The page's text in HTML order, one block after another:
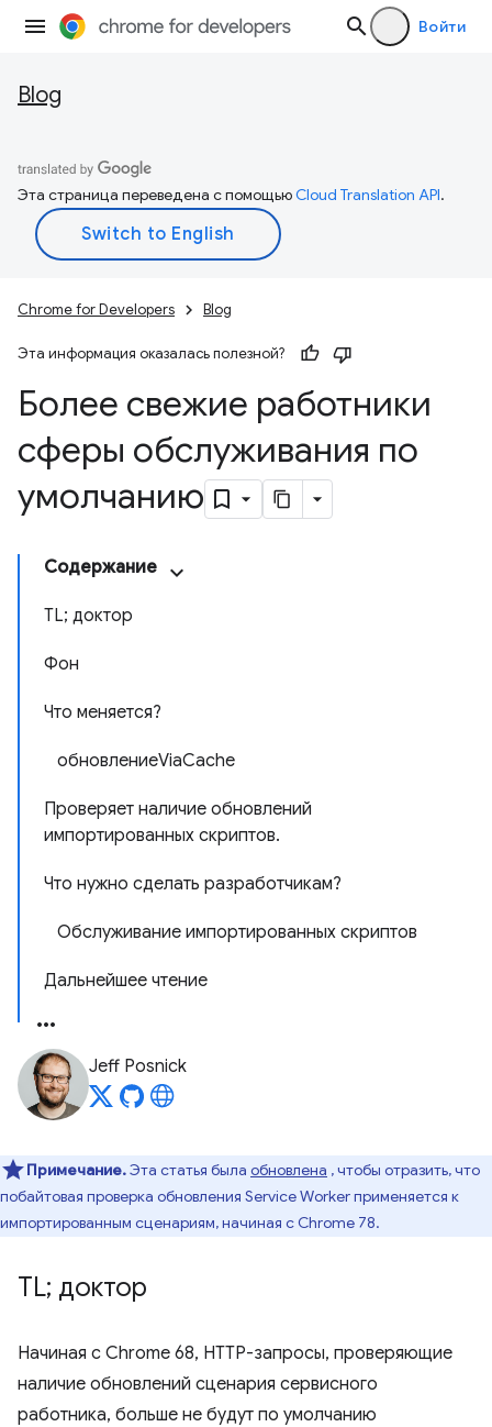
Войти
Blog
Эта страница переведена с помощьюCloud Translation API.
Chrome for Developers Blog
Эта информация оказалась полезной?
Более свежие работники
сферы обслуживания по
умолчанию
Содержание
TL; доктор
Фон
Что меняется?
обновлениеViaCache
Проверяет наличие обновлений
импортированных скриптов.
Что нужно сделать разработчикам?
Обслуживание импортированных скриптов
Дальнейшее чтение
Jeff Posnick
Примечание.Эта статья была обновлена , чтобы отразить, что
побайтовая проверка обновления Service Worker применяется к
импортированным сценариям, начиная с Chrome 78.
TL; доктор
Начиная с Chrome 68, HTTP-запросы, проверяющие
наличие обновлений сценария сервисного
работника, больше не будут по умолчанию